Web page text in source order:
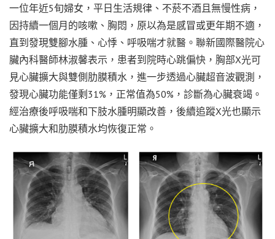
一位年近5旬婦女，平日生活規律、不菸不酒且無慢性病，
因持續一個月的咳嗽、胸悶，原以為是感冒或更年期不適，
直到發現雙腳水腫、心悸、呼吸喘才就醫。聯新國際醫院心
臟內科醫師林淑馨表示，患者到院時心跳偏快，胸部X光可
見心臟擴大與雙側肋膜積水，進一步透過心臟超音波觀測，
發現心臟功能僅剩31%，正常值為50%，診斷為心臟衰竭。
經治療後呼吸喘和下肢水腫明顯改善，後續追蹤X光也顯示
心臟擴大和肋膜積水均恢復正常。